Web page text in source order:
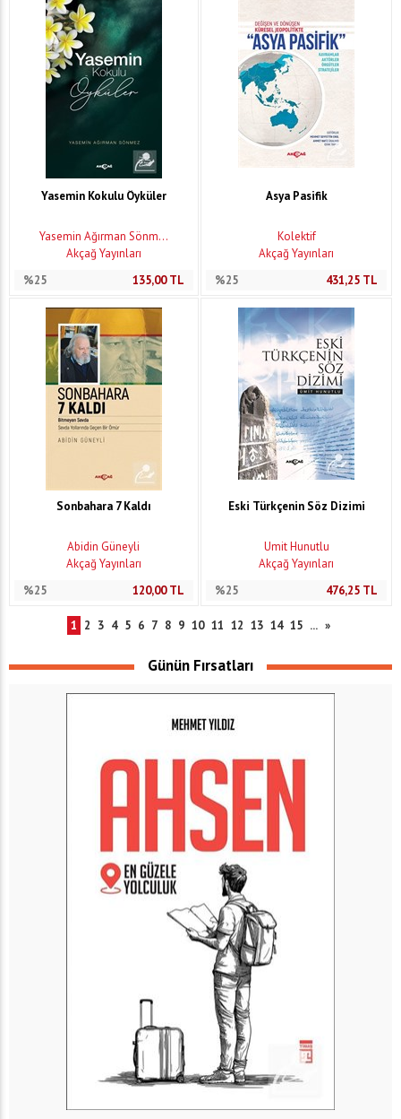
Yasemin Kokulu Öyküler
Yasemin Ağırman Sönm...
Akçağ Yayınları
%25
135,00TL
Asya Pasifik
Kolektif
Akçağ Yayınları
%25
431,25 TL
Sonbahara 7 Kaldı
Abidin Güneyli
Akçağ Yayınları
%25
120,00TL
Eski Türkçenin Söz Dizimi
Ümit Hunutlu
Akçağ Yayınları
%25
476,25 TL
1 2 3 4 5 6 7 8 9 10 11 12 13 14 15 ... »
Günün Fırsatları